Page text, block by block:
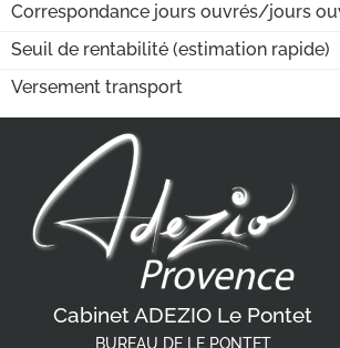
Correspondance jours ouvrés/jours
Seuil de rentabilité (estimation rapide)
Versement transport
Cabinet ADEZIO Le Pontet
BUREAU DE LE PONTET
Previous